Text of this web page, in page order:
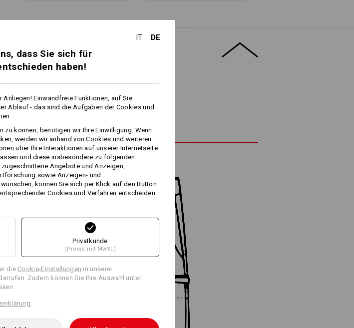
IT DE
dass Sie sich für
haben!
Einwandfreie Funktionen, auf Sie
Ablauf - das sind die Aufgaben der Cookies und
zu können, benötigen wir Ihre Einwilligung. Wenn
werden wir anhand von Cookies und weiteren
über Ihre Interaktionen auf unserer Internetseite
und diese insbesondere zu folgenden
Angebote und Anzeigen,
sowie Anzeigen- und
können Sie sich per Klick auf den Button
Cookies und Verfahren entscheiden.
Privatkunde
(Preise mit MwSt.)
die Cookie-Einstellungen in unserer
Zudem können Sie Ihre Auswahl unter